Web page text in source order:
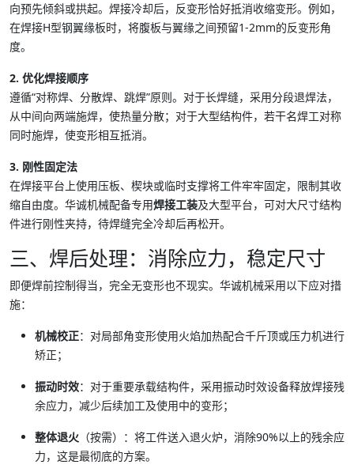
向预先倾斜或拱起。焊接冷却后，反变形恰好抵消收缩变形。例如，
在焊接H型钢翼缘板时，将腹板与翼缘之间预留1-2mm的反变形角
度。
2. 优化焊接顺序
遵循“对称焊、分散焊、跳焊”原则。对于长焊缝，采用分段退焊法，
从中间向两端施焊，使热量分散；对于大型结构件，若干名焊工对称
同时施焊，使变形相互抵消。
3. 刚性固定法
在焊接平台上使用压板、楔块或临时支撑将工件牢牢固定，限制其收
缩自由度。华诚机械配备专用焊接工装及大型平台，可对大尺寸结构
件进行刚性夹持，待焊缝完全冷却后再松开。
三、焊后处理：消除应力，稳定尺寸
即便焊前控制得当，完全无变形也不现实。华诚机械采用以下应对措
施：
机械校正：对局部角变形使用火焰加热配合千斤顶或压力机进行
矫正；
振动时效：对于重要承载结构件，采用振动时效设备释放焊接残
余应力，减少后续加工及使用中的变形；
整体退火 （按需）：将工件送入退火炉，消除90%以上的残余应
力，这是最彻底的方案。